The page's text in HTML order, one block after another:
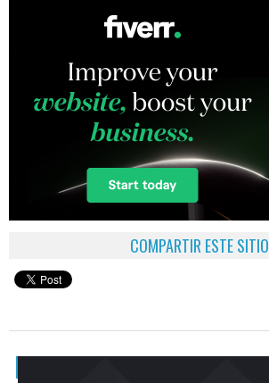
COMPARTIR ESTE SITIO